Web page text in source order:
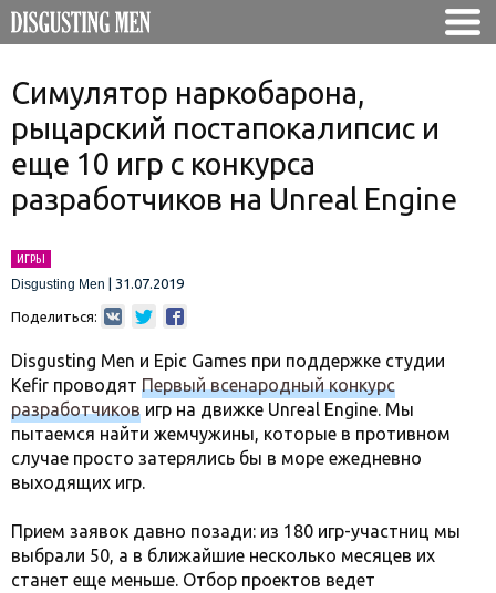
Симулятор наркобарона,
рыцарский постапокалипсис и
еще 10 игр с конкурса
разработчиков на Unreal Engine
ИГРЫ
Disgusting Men
31.07.2019
Поделиться:
Disgusting Men и Epic Games при поддержке студии
Kefir проводят Первый всенародный конкурс
разработчиков игр на движке Unreal Engine. Мы
пытаемся найти жемчужины, которые в противном
случае просто затерялись бы в море ежедневно
выходящих игр.
Прием заявок давно позади: из 180 игр-участниц мы
выбрали 50, а в ближайшие несколько месяцев их
станет еще меньше. Отбор проектов ведет